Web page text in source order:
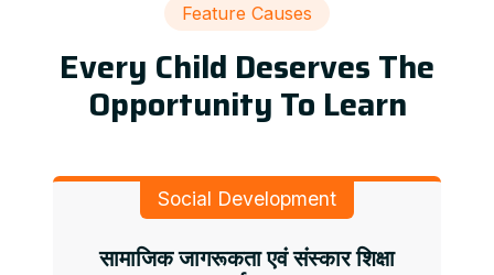
Feature Causes
Every Child Deserves The
Opportunity To Learn
Social Development
सामाजिक जागरूकता एवं संस्कार शिक्षा